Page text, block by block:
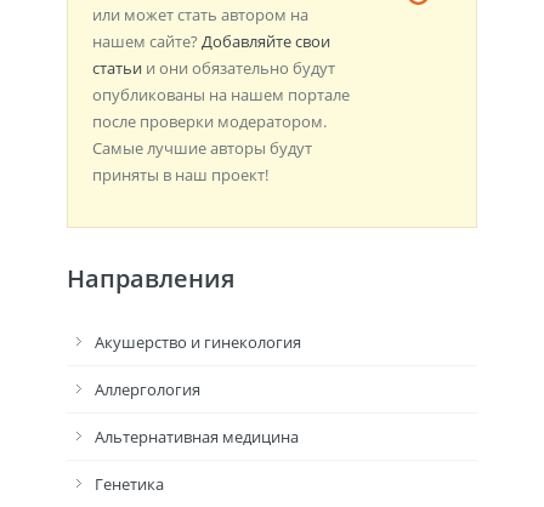
или может стать автором на
нашем сайте? Добавляйте свои
статьи и они обязательно будут
опубликованы на нашем портале
после проверки модератором.
Самые лучшие авторы будут
приняты в наш проект!
Направления
Акушерство и гинекология
Аллергология
Альтернативная медицина
Генетика